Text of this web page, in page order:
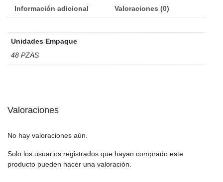
Información adicional Valoraciones (0)
Unidades Empaque
48 PZAS
Valoraciones
No hay valoraciones aún.
Solo los usuarios registrados que hayan comprado este
producto pueden hacer una valoración.